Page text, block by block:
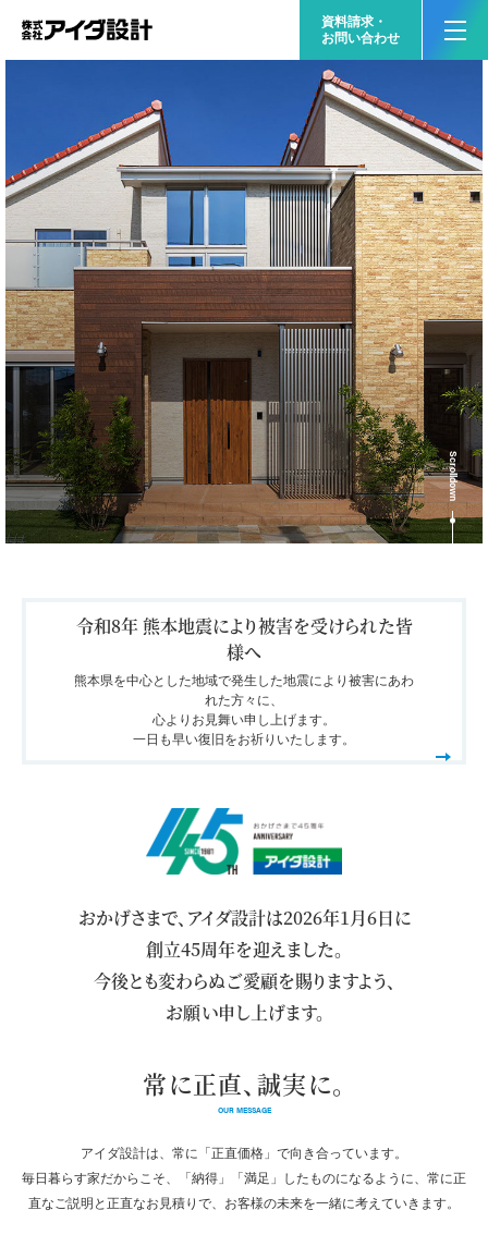
資料請求・
お問い合わせ
Scrolldown
令和8年 熊本地震により被害を受けられた皆
様へ
熊本県を中心とした地域で発生した地震により被害にあわ
れた方々に、
心よりお見舞い申し上げます。
一日も早い復旧をお祈りいたします。
おかげさまで、アイダ設計は2026年1月6日に
創立45周年を迎えました。
今後とも変わらぬご愛顧を賜りますよう、
お願い申し上げます。
常に正直、誠実に。
OUR MESSAGE
アイダ設計は、常に「正直価格」で向き合っています。
毎日暮らす家だからこそ、「納得」「満足」したものになるように、 常に正
直なご説明と正直なお見積りで、お客様の未来を一緒に考えていきます。